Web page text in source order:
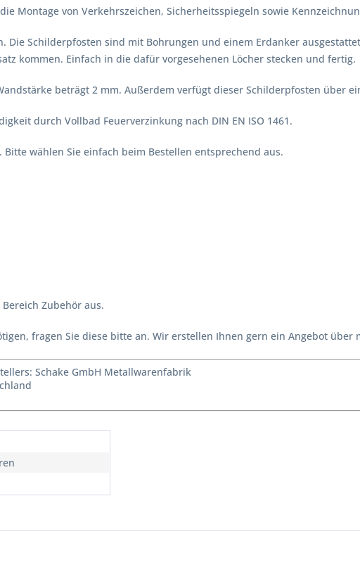
Montage von Verkehrszeichen, Sicherheitsspiegeln sowie
Die Schilderpfosten sind mit Bohrungen und einem Erdanker
kommen. Einfach in die dafür vorgesehenen Löcher stecken und fertig.
beträgt 2 mm. Außerdem verfügt dieser Schilderpfosten über
durch Vollbad Feuerverzinkung nach DIN EN ISO 1461.
wählen Sie einfach beim Bestellen entsprechend aus.
Zubehör aus.
fragen Sie diese bitte an. Wir erstellen Ihnen gern ein Angebot über
Schake GmbH Metallwarenfabrik